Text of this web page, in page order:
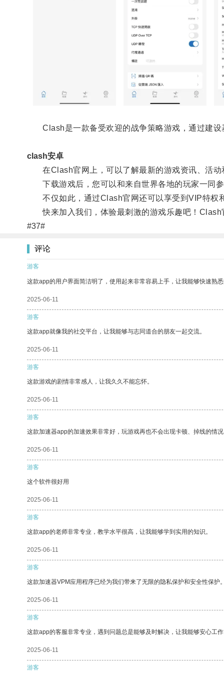
Clash是一款备受欢迎的战争策略游戏，通过建设
clash安卓
在Clash官网上，可以了解最新的游戏资讯、活动
下载游戏后，您可以和来自世界各地的玩家一同参
不仅如此，通过Clash官网还可以享受到VIP特权
快来加入我们，体验最刺激的游戏乐趣吧！Clash
#37#
评论
游客
这款app的用户界面简洁明了，使用起来非常容易上手，让我能够快速熟
2025-06-11
游客
这款app就像我的社交平台，让我能够与志同道合的朋友一起交流。
2025-06-11
游客
这款游戏的剧情非常感人，让我久久不能忘怀。
2025-06-11
游客
这款加速器app的加速效果非常好，玩游戏再也不会出现卡顿、掉线的情
2025-06-11
游客
这个软件很好用
2025-06-11
游客
这款app的老师非常专业，教学水平很高，让我能够学到实用的知识。
2025-06-11
游客
这款加速器VPM应用程序已经为我们带来了无限的隐私保护和安全性保护
2025-06-11
游客
这款app的客服非常专业，遇到问题总是能够及时解决，让我能够安心工
2025-06-11
游客